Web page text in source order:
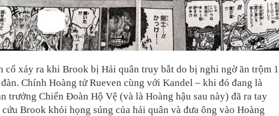
cố xảy ra khi Brook bị Hải quân truy bắt do bị nghi ngờ ăn trộm 1
Chính Hoàng tử Rueven cùng với Kandel – khi đó đang là
trưởng Chiến Đoàn Hộ Vệ (và là Hoàng hậu sau này) đã ra tay
Brook khỏi họng súng của hải quân và đưa ông vào Hoàng